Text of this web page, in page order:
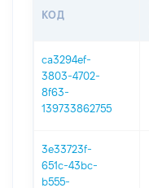
КОД
ca3294ef-
3803-4702-
8f63-
139733862755
3e33723f-
651c-43bc-
b555-